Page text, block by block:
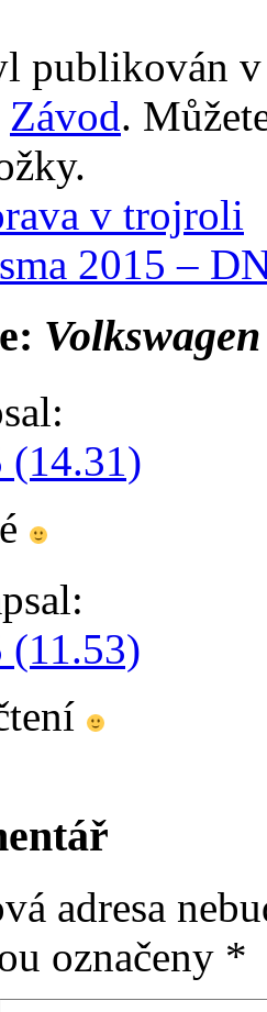
publikován
Závod.
v trojroli
2015 –
(14.31)
(11.53)
adresa
označeny *